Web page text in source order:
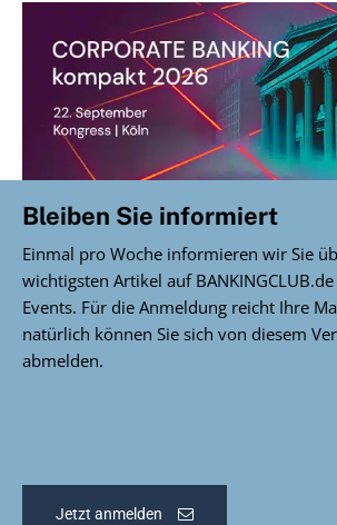
Bleiben Sie informiert
Einmal pro Woche informieren wir Sie
wichtigsten Artikel auf
Events. Für die Anmeldung reicht Ihre
natürlich können Sie sich von diesem
abmelden.
Jetzt anmelden